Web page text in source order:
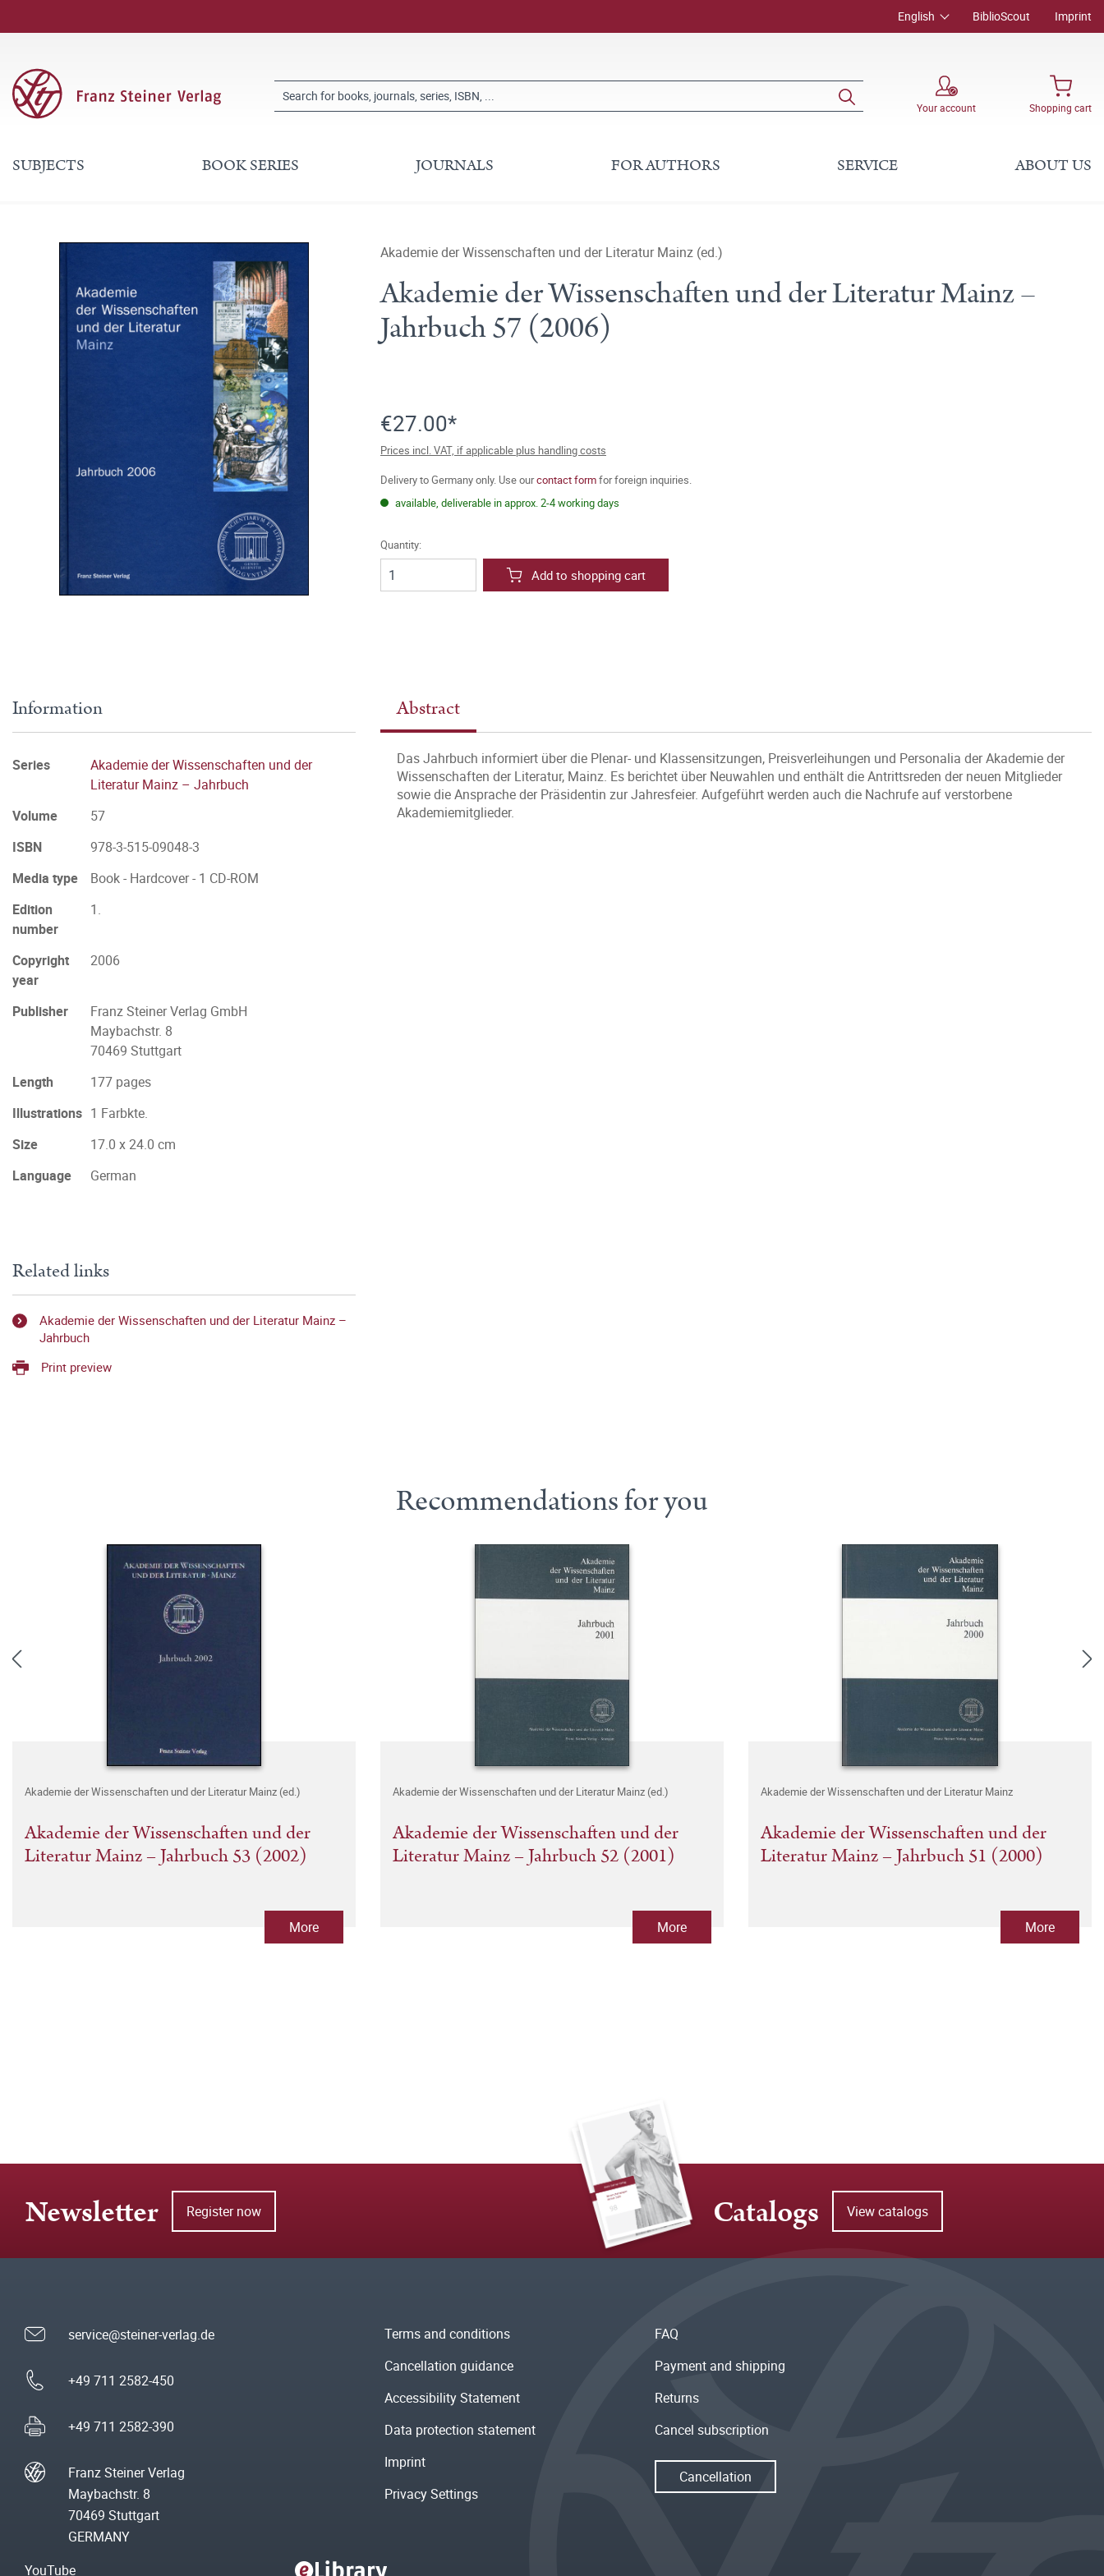
English BiblioScout Imprint
Your account Shopping cart
SUBJECTS BOOK SERIES JOURNALS FOR AUTHORS SERVICE ABOUT US
Akademie der Wissenschaften und der Literatur Mainz (ed.)
Akademie der Wissenschaften und der Literatur Mainz –
Jahrbuch 57 (2006)
€27.00*
Prices incl. VAT, if applicable plus handling costs
Delivery to Germany only. Use ourcontact formfor foreign inquiries.
available, deliverable in approx. 2-4 working days
Quantity:
Add to shopping cart
Abstract
Das Jahrbuch informiert über die Plenar- und Klassensitzungen, Preisverleihungen und Personalia der Akademie der
Wissenschaften der Literatur, Mainz. Es berichtet über Neuwahlen und enthält die Antrittsreden der neuen Mitglieder
sowie die Ansprache der Präsidentin zur Jahresfeier. Aufgeführt werden auch die Nachrufe auf verstorbene
Akademiemitglieder.
Information
Series
Akademie der Wissenschaften und der
Literatur Mainz – Jahrbuch
Volume
57
ISBN
978-3-515-09048-3
Media type
Book - Hardcover - 1 CD-ROM
Edition
number
1.
Copyright
year
2006
Publisher
Franz Steiner Verlag GmbH
Maybachstr. 8
70469 Stuttgart
Length
177 pages
Illustrations 1 Farbkte.
Size
17.0 x 24.0 cm
Language
German
Related links
Akademie der Wissenschaften und der Literatur Mainz –
Jahrbuch
Print preview
Recommendations for you
Akademie der Wissenschaften und der Literatur Mainz (ed.)
Akademie der Wissenschaften und der
Literatur Mainz – Jahrbuch 53 (2002)
More
Akademie der Wissenschaften und der Literatur Mainz (ed.)
Akademie der Wissenschaften und der
Literatur Mainz – Jahrbuch 52 (2001)
More
Akademie der Wissenschaften und der Literatur Mainz
Akademie der Wissenschaften und der
Literatur Mainz – Jahrbuch 51 (2000)
More
Newsletter Register now Catalogs View catalogs
service@steiner-verlag.de
+49 711 2582-450
+49 711 2582-390
Franz Steiner Verlag
Maybachstr. 8
70469 Stuttgart
GERMANY
Terms and conditions
Cancellation guidance
Accessibility Statement
Data protection statement
Imprint
Privacy Settings
FAQ
Payment and shipping
Returns
Cancel subscription
Cancellation
YouTube